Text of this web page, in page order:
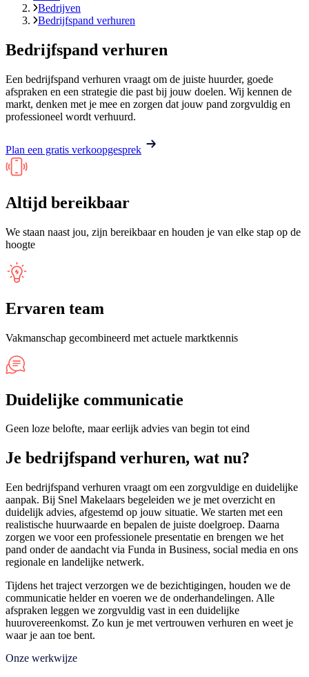
Bedrijven
Bedrijfspand verhuren
Bedrijfspand verhuren
Een bedrijfspand verhuren vraagt om de juiste huurder, goede
afspraken en een strategie die past bij jouw doelen. Wij kennen de
markt, denken met je mee en zorgen dat jouw pand zorgvuldig en
professioneel wordt verhuurd.
Plan een gratis verkoopgesprek
Altijd bereikbaar
We staan naast jou, zijn bereikbaar en houden je van elke stap op de
hoogte
Ervaren team
Vakmanschap gecombineerd met actuele marktkennis
Duidelijke communicatie
Geen loze belofte, maar eerlijk advies van begin tot eind
Je bedrijfspand verhuren, wat nu?
Een bedrijfspand verhuren vraagt om een zorgvuldige en duidelijke
aanpak. Bij Snel Makelaars begeleiden we je met overzicht en
duidelijk advies, afgestemd op jouw situatie. We starten met een
realistische huurwaarde en bepalen de juiste doelgroep. Daarna
zorgen we voor een professionele presentatie en brengen we het
pand onder de aandacht via Funda in Business, social media en ons
regionale en landelijke netwerk.
Tijdens het traject verzorgen we de bezichtigingen, houden we de
communicatie helder en voeren we de onderhandelingen. Alle
afspraken leggen we zorgvuldig vast in een duidelijke
huurovereenkomst. Zo kun je met vertrouwen verhuren en weet je
waar je aan toe bent.
Onze werkwijze